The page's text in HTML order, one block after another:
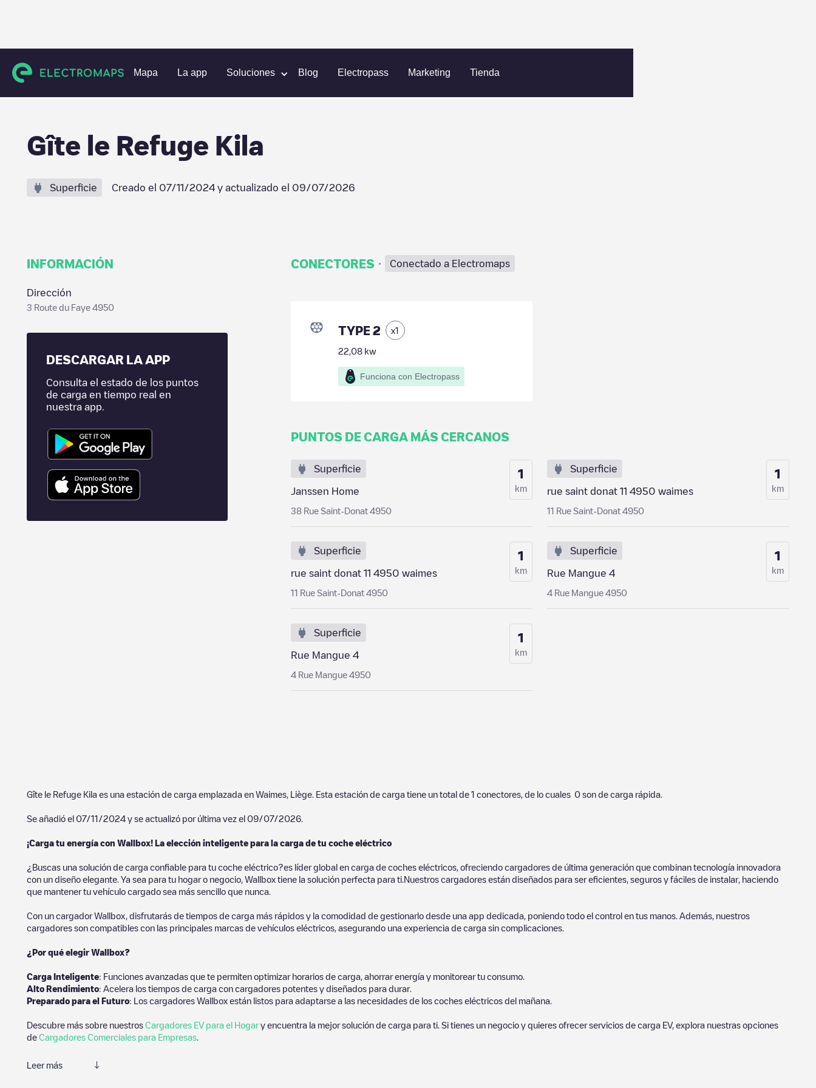
Mapa La app Soluciones Blog Electropass Marketing Tienda
Estaciones de carga Bélgica Liège Waimes Gîte le Refuge Kila
Gîte le Refuge Kila
Superficie Creado el 07/11/2024 y actualizado el 09/07/2026
INFORMACIÓN
Dirección
3 Route du Faye 4950
DESCARGAR LA APP
Consulta el estado de los puntos
de carga en tiempo real en
nuestra app.
CONECTORES · Conectado a Electromaps
TYPE 2 x1
22,08kw
Funciona con Electropass
PUNTOS DE CARGA MÁS CERCANOS
Superficie
Janssen Home
38 Rue Saint-Donat 4950
1
km
Superficie
rue saint donat 11 4950 waimes
11 Rue Saint-Donat 4950
1
km
Superficie
rue saint donat 11 4950 waimes
11 Rue Saint-Donat 4950
1
km
Superficie
Rue Mangue 4
4 Rue Mangue 4950
1
km
Superficie
Rue Mangue 4
4 Rue Mangue 4950
1
km
Gîte le Refuge Kila es una estación de carga emplazada en Waimes Liège . Esta estación de carga tiene un total de 1 conectores, de lo cuales 0 son de carga rápida.
Se añadió el 07/11/2024 y se actualizó por última vez el 09/07/2026
¡Carga tu energía con Wallbox! La elección inteligente para la carga de tu coche eléctrico
¿Buscas una solución de carga confiable para tu coche eléctrico?es líder global en carga de coches eléctricos, ofreciendo cargadores de última generación que combinan tecnología innovadora
con un diseño elegante. Ya sea para tu hogar o negocio, Wallbox tiene la solución perfecta para ti.Nuestros cargadores están diseñados para ser eficientes, seguros y fáciles de instalar, haciendo
que mantener tu vehículo cargado sea más sencillo que nunca.
Con un cargador Wallbox, disfrutarás de tiempos de carga más rápidos y la comodidad de gestionarlo desde una app dedicada, poniendo todo el control en tus manos. Además, nuestros
cargadores son compatibles con las principales marcas de vehículos eléctricos, asegurando una experiencia de carga sin complicaciones.
¿Por qué elegir Wallbox?
Carga Inteligente: Funciones avanzadas que te permiten optimizar horarios de carga, ahorrar energía y monitorear tu consumo.
Alto Rendimiento: Acelera los tiempos de carga con cargadores potentes y diseñados para durar.
Preparado para el Futuro: Los cargadores Wallbox están listos para adaptarse a las necesidades de los coches eléctricos del mañana.
Descubre más sobre nuestros Cargadores EV para el Hogary encuentra la mejor solución de carga para ti. Si tienes un negocio y quieres ofrecer servicios de carga EV, explora nuestras opciones
de Cargadores Comerciales para Empresas
Leer más